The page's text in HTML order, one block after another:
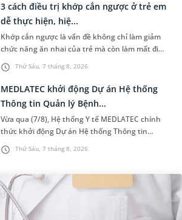
Thứ Sáu, 7 tháng 8, 2026
3 cách điều trị khớp cắn ngược ở trẻ em
dễ thực hiện, hiệ...
Khớp cắn ngược là vấn đề không chỉ làm giảm
chức năng ăn nhai của trẻ mà còn làm mất đi
sự cân đối của khuôn mặt. Do đó, cần khắc
phục sớm tình trạng này để...
Thứ Sáu, 7 tháng 8, 2026
MEDLATEC khởi động Dự án Hệ thống
Thông tin Quản lý Bệnh...
Vừa qua (7/8), Hệ thống Y tế MEDLATEC chính
thức khởi động Dự án Hệ thống Thông tin
Quản lý Bệnh viện (HIS - Hospital Information
System) giai đoạn mới. Dự á...